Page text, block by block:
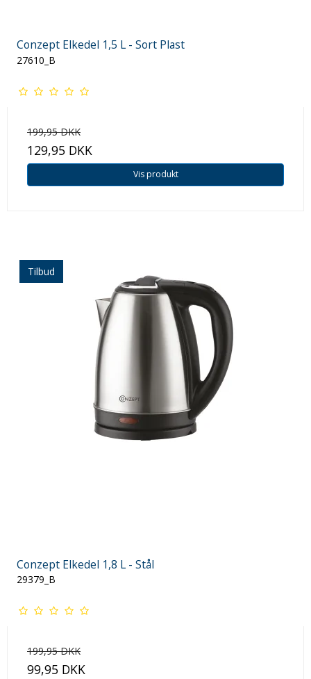
Conzept Elkedel 1,5 L - Sort Plast
27610_B
199,95 DKK
129,95 DKK
Vis produkt
Tilbud
Conzept Elkedel 1,8 L - Stål
29379_B
199,95 DKK
99,95 DKK